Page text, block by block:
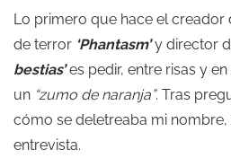
Lo primero que hace el creador
de terror ‘Phantasm’y director
bestias’ es pedir, entre risas y
un “zumo de naranja”. Tras
cómo se deletreaba mi
entrevista.